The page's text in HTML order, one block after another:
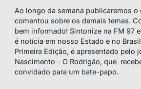
Ao longo da semana publicaremos o
comentou sobre os demais temas.
bem informado! Sintonize na FM 97
é notícia em nosso Estado e no
Primeira Edição, é apresentado pelo
Nascimento – O Rodrigão, que
convidado para um bate-papo.